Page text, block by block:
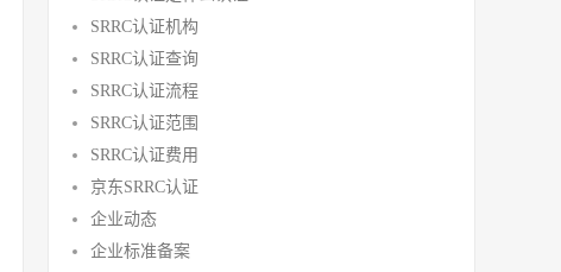
SRRC认证机构
SRRC认证查询
SRRC认证流程
SRRC认证范围
SRRC认证费用
京东SRRC认证
企业动态
企业标准备案